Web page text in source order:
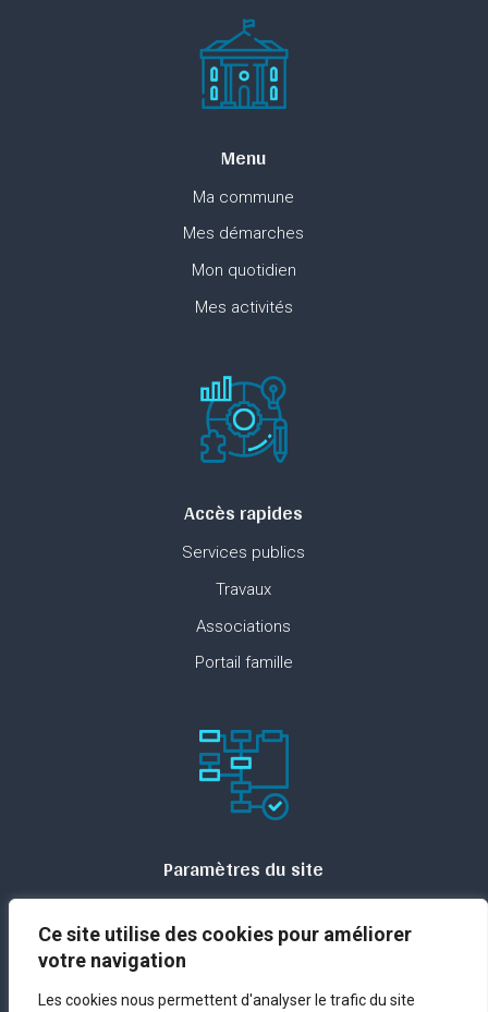
Ce site utilise des cookies pour améliorer
votre navigation
Les cookies nous permettent d'analyser le trafic du site
Menu
Ma commune
Mes démarches
Mon quotidien
Mes activités
Accès rapides
Services publics
Travaux
Associations
Portail famille
Paramètres du site
Contact